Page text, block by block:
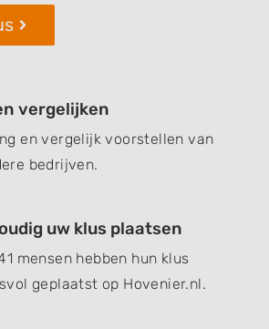
vergelijken
en vergelijk voorstellen van
bedrijven.
uw klus plaatsen
mensen hebben hun klus
geplaatst op Hovenier.nl.